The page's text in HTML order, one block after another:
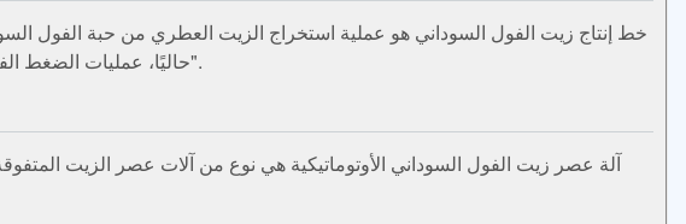
خط إنتاج زيت الفول السوداني هو عملية استخراج الزيت العطري من حبة الفول
حاليًا، عمليات الضغط الفريدة مناسبة لاستخراج الزيوت الصالحة للأكل ذات النكهة العالية، والتي حققت حقًا "إنتاجًا بدون مواد كيميائية".
آلة عصر زيت الفول السوداني الأوتوماتيكية هي نوع من آلات عصر الزيت